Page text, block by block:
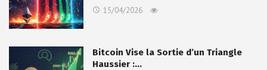
15/04/2026
Bitcoin Vise la Sortie d’un Triangle
Haussier :…